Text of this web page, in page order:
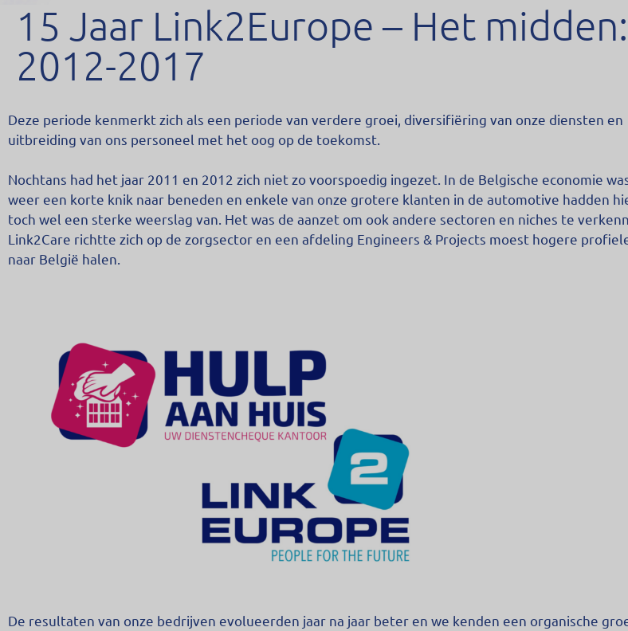
15 Jaar Link2Europe – Het midden:
2012-2017
Deze periode kenmerkt zich als een periode van verdere groei, diversifiëring van onze diensten en
uitbreiding van ons personeel met het oog op de toekomst.
Nochtans had het jaar 2011 en 2012 zich niet zo voorspoedig ingezet. In de Belgische economie
weer een korte knik naar beneden en enkele van onze grotere klanten in de automotive hadden
toch wel een sterke weerslag van. Het was de aanzet om ook andere sectoren en niches te
Link2Care richtte zich op de zorgsector en een afdeling Engineers & Projects moest hogere
naar België halen.
De resultaten van onze bedrijven evolueerden jaar na jaar beter en we kenden een organische